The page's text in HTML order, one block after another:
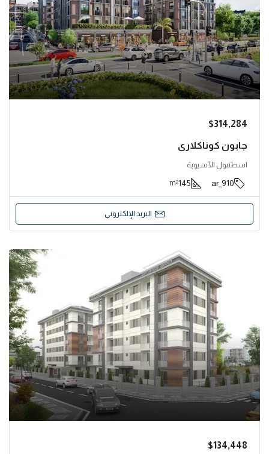
$314,284
جابون كوناكلاري
اسطنبول الآسيوية
910_ar
145
m²
البريد الإلكتروني
$134,448